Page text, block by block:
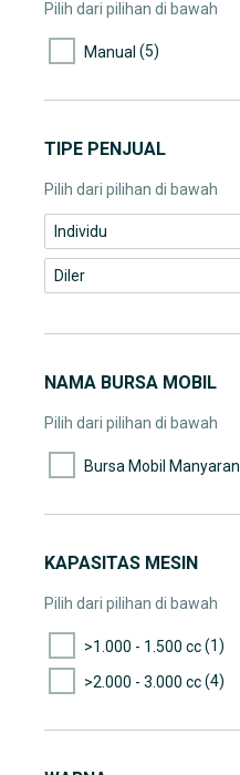
Pilih dari pilihan di bawah
Manual (5)
TIPE PENJUAL
Pilih dari pilihan di bawah
Individu
Diler
NAMA BURSA MOBIL
Pilih dari pilihan di bawah
Bursa Mobil Manyaran
KAPASITAS MESIN
Pilih dari pilihan di bawah
>1.000 - 1.500 cc(1)
>2.000 - 3.000 cc(4)